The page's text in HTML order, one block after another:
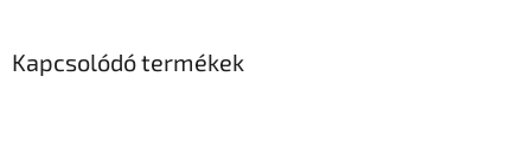
Kapcsolódó termékek